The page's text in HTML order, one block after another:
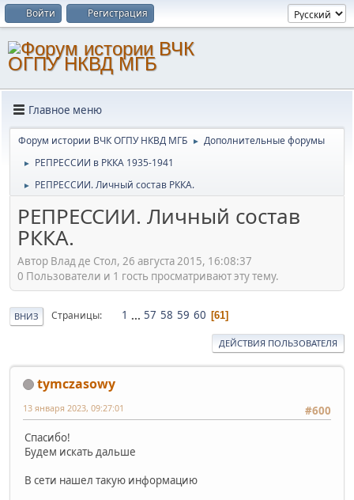
Войти Регистрация
Главное меню
Форум истории ВЧК ОГПУ НКВД МГБ ► Дополнительные форумы
► РЕПРЕССИИ в РККА 1935-1941
► РЕПРЕССИИ. Личный состав РККА.
РЕПРЕССИИ. Личный состав
РККА.
Автор Влад де Стол, 26 августа 2015, 16:08:37
0 Пользователи и 1 гость просматривают эту тему.
ВНИЗ Страницы 1 ... 57 58 59 60 61
ДЕЙСТВИЯ ПОЛЬЗОВАТЕЛЯ
tymczasowy
#600
13 января 2023, 09:27:01
Спасибо!
Будем искать дальше
В сети нашел такую информацию